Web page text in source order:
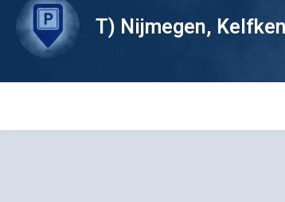
T) Nijmegen,